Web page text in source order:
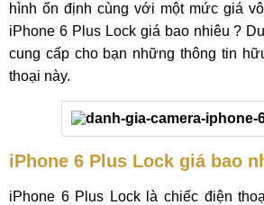
hình ổn định cùng với một mức giá
iPhone 6 Plus Lock giá bao nhiêu ?
cung cấp cho bạn những thông tin
thoại này.
iPhone 6 Plus Lock giá bao
iPhone 6 Plus Lock là chiếc điện